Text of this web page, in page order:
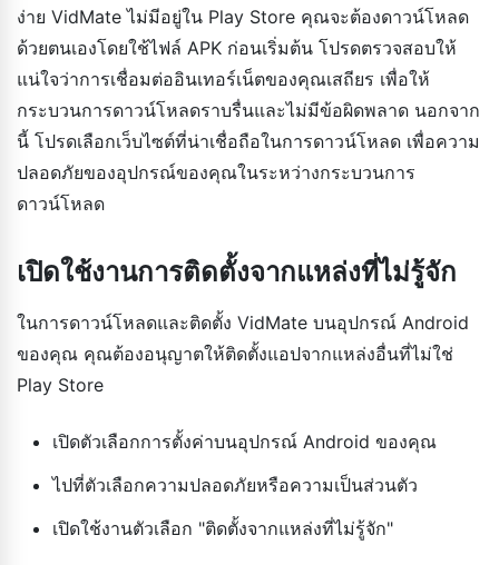
ง่าย VidMate ไม่มีอยู่ใน Play Store คุณจะต้องดาวน์โหลด
ด้วยตนเองโดยใช้ไฟล์ APK ก่อนเริ่มต้น โปรดตรวจสอบให้
แน่ใจว่าการเชื่อมต่ออินเทอร์เน็ตของคุณเสถียร เพื่อให้
กระบวนการดาวน์โหลดราบรื่นและไม่มีข้อผิดพลาด นอกจาก
นี้ โปรดเลือกเว็บไซต์ที่น่าเชื่อถือในการดาวน์โหลด เพื่อความ
ปลอดภัยของอุปกรณ์ของคุณในระหว่างกระบวนการ
ดาวน์โหลด
เปิดใช้งานการติดตั้งจากแหล่งที่ไม่รู้จัก
ในการดาวน์โหลดและติดตั้ง VidMate บนอุปกรณ์ Android
ของคุณ คุณต้องอนุญาตให้ติดตั้งแอปจากแหล่งอื่นที่ไม่ใช่
Play Store
เปิดตัวเลือกการตั้งค่าบนอุปกรณ์ Android ของคุณ
ไปที่ตัวเลือกความปลอดภัยหรือความเป็นส่วนตัว
เปิดใช้งานตัวเลือก "ติดตั้งจากแหล่งที่ไม่รู้จัก"